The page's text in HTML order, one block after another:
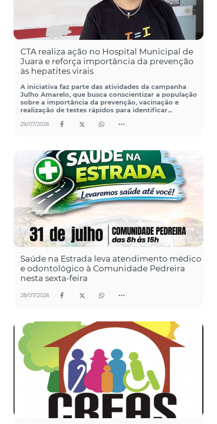
CTA realiza ação no Hospital Municipal de
Juara e reforça importância da prevenção
às hepatites virais
A iniciativa faz parte das atividades da campanha
Julho Amarelo, que busca conscientizar a população
sobre a importância da prevenção, vacinação e
realização de testes rápidos para identificar...
29/07/2026
Saúde na Estrada leva atendimento médico
e odontológico à Comunidade Pedreira
nesta sexta-feira
28/07/2026